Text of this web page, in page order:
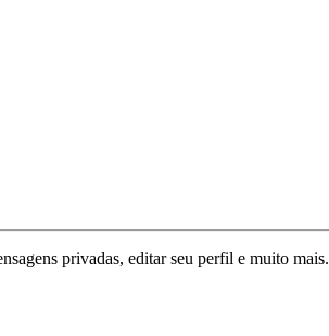
privadas, editar seu perfil e muito mais.